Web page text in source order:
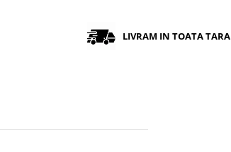
LIVRAM IN TOATA TARA